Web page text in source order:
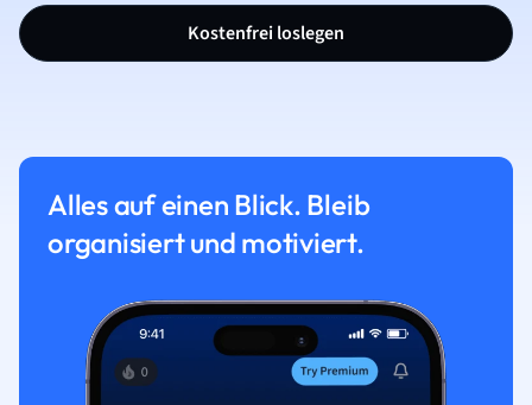
Kostenfrei loslegen
Alles auf einen Blick. Bleib
organisiert und motiviert.